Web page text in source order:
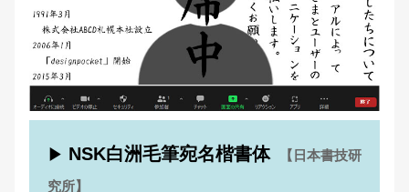
▶ NSK白洲毛筆宛名楷書体
【日本書技研
究所】